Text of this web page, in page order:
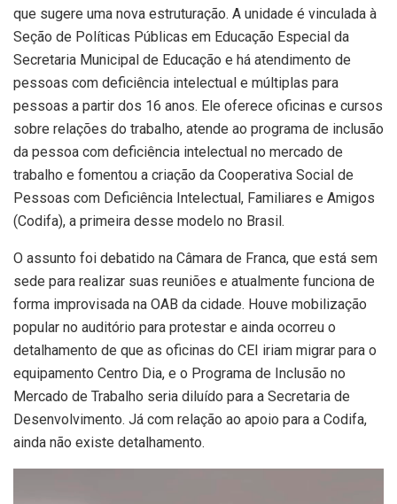
que sugere uma nova estruturação. A unidade é vinculada à
Seção de Políticas Públicas em Educação Especial da
Secretaria Municipal de Educação e há atendimento de
pessoas com deficiência intelectual e múltiplas para
pessoas a partir dos 16 anos. Ele oferece oficinas e cursos
sobre relações do trabalho, atende ao programa de inclusão
da pessoa com deficiência intelectual no mercado de
trabalho e fomentou a criação da Cooperativa Social de
Pessoas com Deficiência Intelectual, Familiares e Amigos
(Codifa), a primeira desse modelo no Brasil.
O assunto foi debatido na Câmara de Franca, que está sem
sede para realizar suas reuniões e atualmente funciona de
forma improvisada na OAB da cidade. Houve mobilização
popular no auditório para protestar e ainda ocorreu o
detalhamento de que as oficinas do CEI iriam migrar para o
equipamento Centro Dia, e o Programa de Inclusão no
Mercado de Trabalho seria diluído para a Secretaria de
Desenvolvimento. Já com relação ao apoio para a Codifa,
ainda não existe detalhamento.